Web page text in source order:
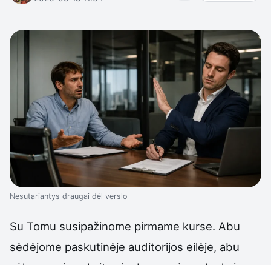
Nesutariantys draugai dėl verslo
Su Tomu susipažinome pirmame kurse. Abu
sėdėjome paskutinėje auditorijos eilėje, abu